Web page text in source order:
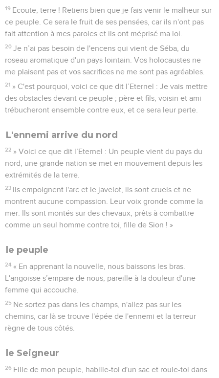
19 Ecoute, terre ! Retiens bien que je fais venir le malheur sur
ce peuple. Ce sera le fruit de ses pensées, car ils n'ont pas
fait attention à mes paroles et ils ont méprisé ma loi.
20 Je n’ai pas besoin de l'encens qui vient de Séba, du
roseau aromatique d'un pays lointain. Vos holocaustes ne
me plaisent pas et vos sacrifices ne me sont pas agréables.
21 » C'est pourquoi, voici ce que dit l’Eternel : Je vais mettre
des obstacles devant ce peuple ; père et fils, voisin et ami
trébucheront ensemble contre eux, et ce sera leur perte.
L'ennemi arrive du nord
22 » Voici ce que dit l’Eternel : Un peuple vient du pays du
nord, une grande nation se met en mouvement depuis les
extrémités de la terre.
23 Ils empoignent l'arc et le javelot, ils sont cruels et ne
montrent aucune compassion. Leur voix gronde comme la
mer. Ils sont montés sur des chevaux, prêts à combattre
comme un seul homme contre toi, fille de Sion ! »
le peuple
24 « En apprenant la nouvelle, nous baissons les bras.
L'angoisse s’empare de nous, pareille à la douleur d'une
femme qui accouche.
25 Ne sortez pas dans les champs, n'allez pas sur les
chemins, car là se trouve l'épée de l'ennemi et la terreur
règne de tous côtés.
le Seigneur
26 Fille de mon peuple, habille-toi d'un sac et roule-toi dans